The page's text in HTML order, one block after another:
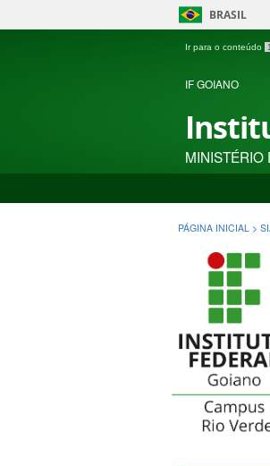
BRASIL
Ir para o conteúdo 1
IF GOIANO
MINISTÉRIO
PÁGINA INICIAL >